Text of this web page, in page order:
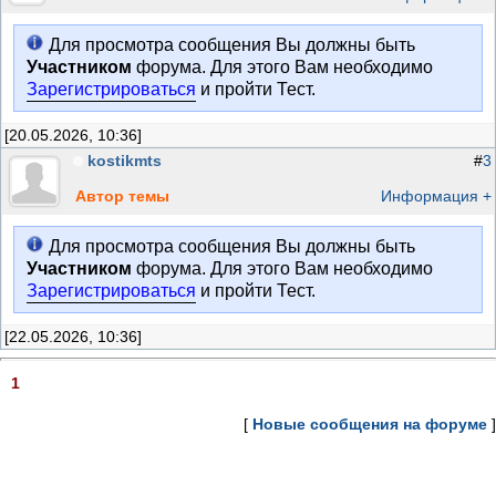
Для просмотра сообщения Вы должны быть
Участником форума. Для этого Вам необходимо
Зарегистрироваться и пройти Тест.
[20.05.2026, 10:36]
kostikmts
Автор темы
#3
Информация +
Для просмотра сообщения Вы должны быть
Участником форума. Для этого Вам необходимо
Зарегистрироваться и пройти Тест.
[22.05.2026, 10:36]
1
[ Новые сообщения на форуме ]